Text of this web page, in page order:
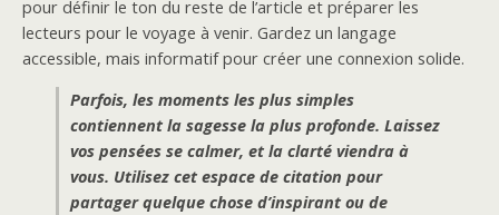
pour définir le ton du reste de l’article et préparer les
lecteurs pour le voyage à venir. Gardez un langage
accessible, mais informatif pour créer une connexion solide.
Parfois, les moments les plus simples
contiennent la sagesse la plus profonde. Laissez
vos pensées se calmer, et la clarté viendra à
vous. Utilisez cet espace de citation pour
partager quelque chose d’inspirant ou de